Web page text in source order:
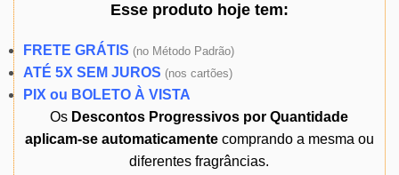
Esse produto hojetem:
FRETE GRÁTIS (no Método Padrão)
ATÉ 5X SEM JUROS (nos cartões)
PIX ou BOLETO À VISTA
Os Descontos Progressivos por Quantidade
aplicam-se automaticamentecomprando a mesma ou
diferentes fragrâncias.